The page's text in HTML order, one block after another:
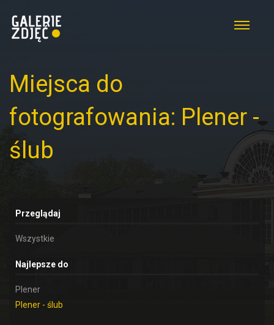
Miejsca do
fotografowania: Plener -
ślub
Przeglądaj
Wszystkie
Najlepsze do
Plener
Plener - ślub